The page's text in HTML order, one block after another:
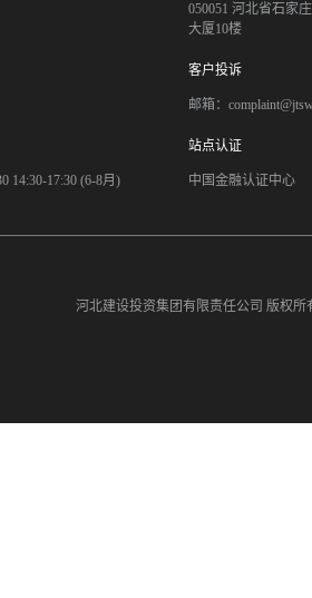
050051 河北省石家
大厦10楼
客户投诉
邮箱：
14:30-17:30 (6-8月)
站点认证
中国金融认证中心
河北建设投资集团有限责任公司 版权所